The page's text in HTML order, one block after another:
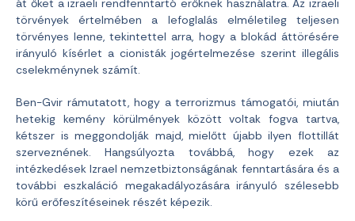
törvények értelmében a lefoglalás elméletileg teljesen
törvényes lenne, tekintettel arra, hogy a blokád áttörésére
irányuló kísérlet a cionisták jogértelmezése szerint illegális
cselekménynek számít.
Ben-Gvir rámutatott, hogy a terrorizmus támogatói, miután
hetekig kemény körülmények között voltak fogva tartva,
kétszer is meggondolják majd, mielőtt újabb ilyen flottillát
szerveznének. Hangsúlyozta továbbá, hogy ezek az
intézkedések Izrael nemzetbiztonságának fenntartására és a
további eszkaláció megakadályozására irányuló szélesebb
körű erőfeszítéseinek részét képezik.